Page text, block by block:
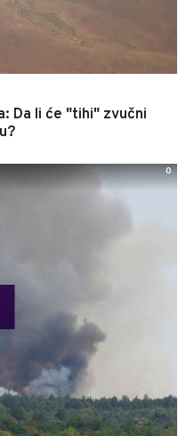
Da li će "tihi" zvučni
0